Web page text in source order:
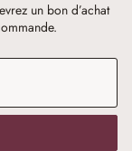
un bon d’achat